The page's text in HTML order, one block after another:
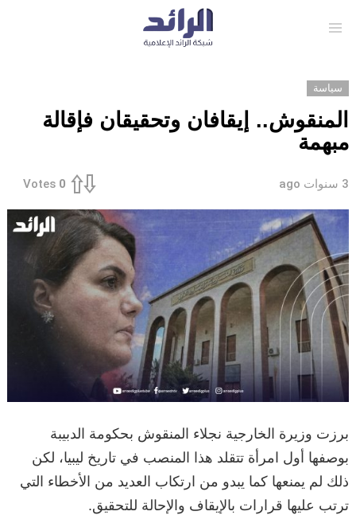
سياسة
المنقوش.. إيقافان وتحقيقان فإقالة
مبهمة
3 سنوات ago 0
Votes
برزت وزيرة الخارجية نجلاء المنقوش بحكومة الدبيبة
بوصفها أول امرأة تتقلد هذا المنصب في تاريخ ليبيا، لكن
ذلك لم يمنعها كما يبدو من ارتكاب العديد من الأخطاء التي
ترتب عليها قرارات بالإيقاف والإحالة للتحقيق.